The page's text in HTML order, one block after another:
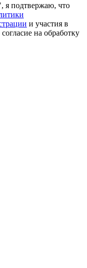
я подтвержаю, что
и участия в
на обработку